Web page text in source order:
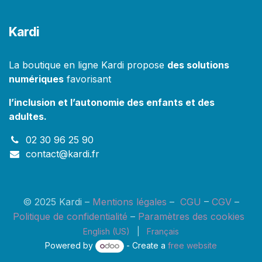
Kardi
La boutique en ligne Kardi propose des solutions
numériques favorisant
l’inclusion et l’autonomie des enfants et des
adultes.
02 30 96 25 90
contact@kardi.fr
© 2025 Kardi – Mentions légales – CGU – CGV –
Politique de confidentialité – Paramètres des cookies
English (US)
Français
Powered by
- Create a free website